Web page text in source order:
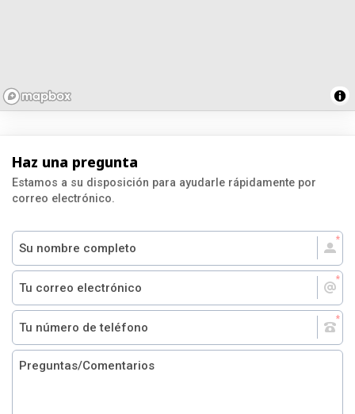
Haz una pregunta
Estamos a su disposición para ayudarle rápidamente por
correo electrónico.